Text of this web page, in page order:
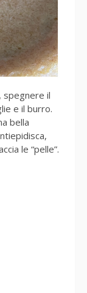
spegnere il
e il burro.
bella
le “pelle”.